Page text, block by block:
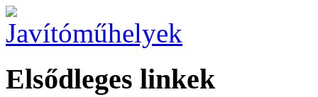
Elsődleges linkek